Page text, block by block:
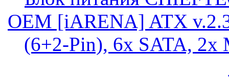
OEM [iARENA] ATX
(6+2-Pin), 6x SATA, 2x